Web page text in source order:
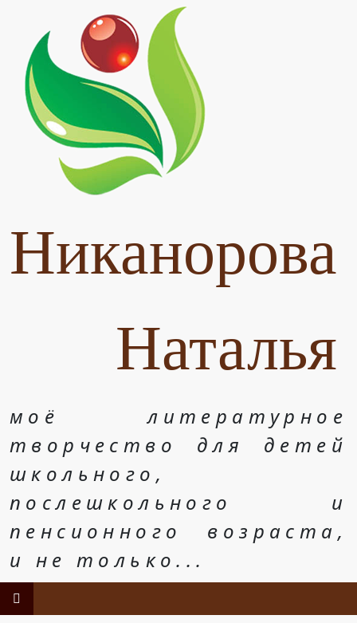
Никанорова
Наталья
моё литературное
творчество для детей
школьного,
послешкольного и
пенсионного возраста,
и не только...